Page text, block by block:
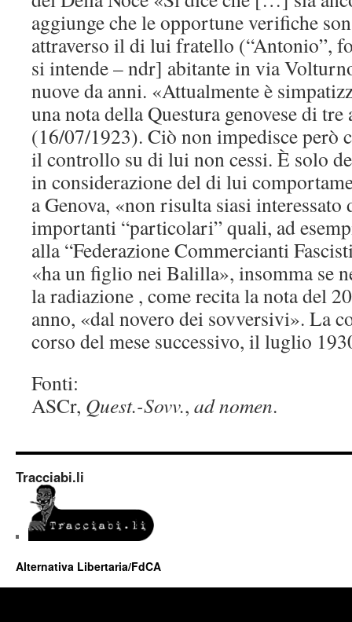
aggiunge che le opportune verifiche
attraverso il di lui fratello (“Antonio”,
si intende – ndr] abitante in via
nuove da anni. «Attualmente è
una nota della Questura genovese di
(16/07/1923). Ciò non impedisce però
il controllo su di lui non cessi. È solo
in considerazione del di lui
a Genova, «non risulta siasi
importanti “particolari” quali, ad
alla “Federazione Commercianti
«ha un figlio nei Balilla», insomma se
la radiazione , come recita la nota del
anno, «dal novero dei sovversivi». La
corso del mese successivo, il luglio
Fonti:
ASCr, Quest.-Sovv., ad nomen.
Tracciabi.li
Alternativa Libertaria/FdCA